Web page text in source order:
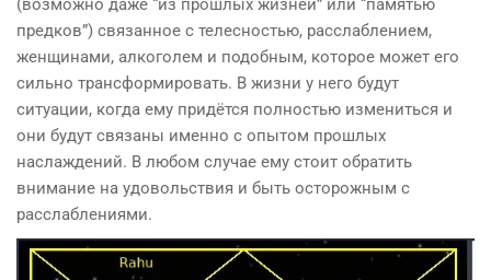
предков”) связанное с телесностью, расслаблением,
женщинами, алкоголем и подобным, которое может его
сильно трансформировать. В жизни у него будут
ситуации, когда ему придётся полностью измениться и
они будут связаны именно с опытом прошлых
наслаждений. В любом случае ему стоит обратить
внимание на удовольствия и быть осторожным с
расслаблениями.